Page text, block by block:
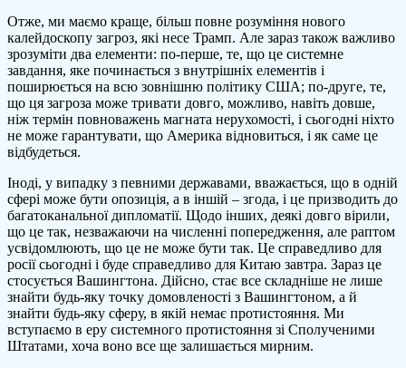
Отже, ми маємо краще, більш повне розуміння нового
калейдоскопу загроз, які несе Трамп. Але зараз також важливо
зрозуміти два елементи: по-перше, те, що це системне
завдання, яке починається з внутрішніх елементів і
поширюється на всю зовнішню політику США; по-друге, те,
що ця загроза може тривати довго, можливо, навіть довше,
ніж термін повноважень магната нерухомості, і сьогодні ніхто
не може гарантувати, що Америка відновиться, і як саме це
відбудеться.
Іноді, у випадку з певними державами, вважається, що в одній
сфері може бути опозиція, а в іншій – згода, і це призводить до
багатоканальної дипломатії. Щодо інших, деякі довго вірили,
що це так, незважаючи на численні попередження, але раптом
усвідомлюють, що це не може бути так. Це справедливо для
росії сьогодні і буде справедливо для Китаю завтра. Зараз це
стосується Вашингтона. Дійсно, стає все складніше не лише
знайти будь-яку точку домовленості з Вашингтоном, а й
знайти будь-яку сферу, в якій немає протистояння. Ми
вступаємо в еру системного протистояння зі Сполученими
Штатами, хоча воно все ще залишається мирним.